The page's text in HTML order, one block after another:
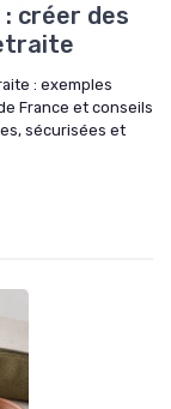
créer des
: exemples
France et conseils
sécurisées et